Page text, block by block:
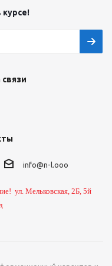
курсе!
info@n-l.ooo
ул. Мельковская, 2Б, 5й